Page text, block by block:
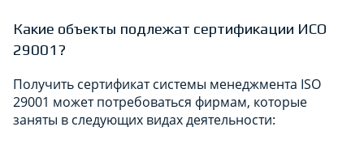
Какие объекты подлежат сертификации ИСО
29001?
Получить сертификат системы менеджмента ISO
29001 может потребоваться фирмам, которые
заняты в следующих видах деятельности: